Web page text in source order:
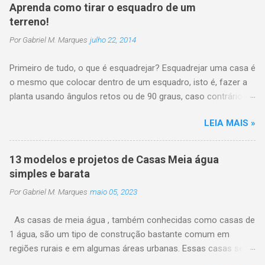
u
m
o
e
t
á
Aprenda como tirar o esquadro de um
terreno!
PorGabriel M. Marques julho 22, 2014
Primeiro de tudo, o que é esquadrejar? Esquadrejar uma casa é
o mesmo que colocar dentro de um esquadro, isto é, fazer a
planta usando ângulos retos ou de 90 graus, caso contrário
dentro do terreno. Isto é bastante fácil de fazer quando você
tem um terreno quadrado ou retangular e nesse caso o
projeto da casa só precisa seguir o formato do terreno que já
está esquadrejado, mas quando o terreno é desnivelado ou
tem medidas irregulares, então é necessário ter um pouco
mais de atenção no processo de esquadrejamento da casa. A
verificar o ângulo reto , porém limita-se aos vãos pequenos. O
esquadro deve ficar tangenciando as linhas sem as tocá-las,
quando as linhas ficarem paralelas ao esquadro garantimos o
LEIA MAIS »
13 modelos e projetos de Casas Meia água
simples e barata
PorGabriel M. Marques maio 05, 2023
As casas de meia água , também conhecidas como casas de
1 água, são um tipo de construção bastante comum em
regiões rurais e em algumas áreas urbanas. Essas casas se